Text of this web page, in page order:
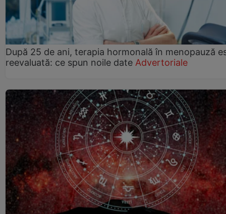
După 25 de ani, terapia hormonală în menopauză
reevaluată: ce spun noile date Advertoriale